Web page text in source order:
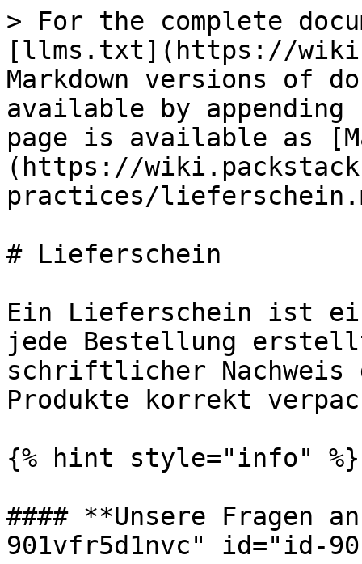
> For the complete
[llms.txt](https://
Markdown versions of
available by
page is available as
(https://
practices/
# Lieferschein
Ein Lieferschein ist
jede Bestellung
schriftlicher
Produkte korrekt
{% hint style="info" %}
#### **Unsere Fragen
901vfr5d1nvc" id="id-